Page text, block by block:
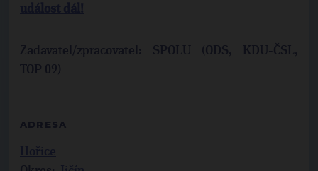
Zadavatel/zpracovatel: SPOLU (ODS, KDU-ČSL,
TOP 09)
ADRESA